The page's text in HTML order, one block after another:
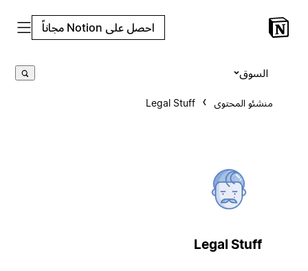
احصل على Notion مجاناً
منشئو المحتوى Legal Stuff
Legal Stuff